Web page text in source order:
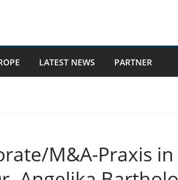
LATEST NEWS PARTNER
M&A-Praxis in